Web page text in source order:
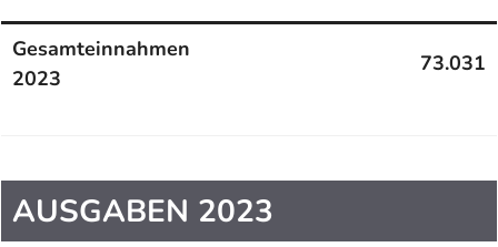
Gesamteinnahmen
2023
73.031
AUSGABEN 2023